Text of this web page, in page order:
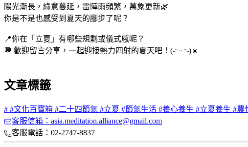
陽光漸長，綠意蔓延，雷陣雨頻繁，萬象更新🌿
你是不是也感受到夏天的腳步了呢？
📍你在「立夏」有哪些規劃或儀式感呢？
💬 歡迎留言分享，一起迎接熱力四射的夏天吧！(˶ᵔ ᵕ ᵔ˶)☀️
文章標籤
# #文化百寶箱 #二十四節氣 #立夏 #節氣生活 #養心養生 #立夏養生 #
客服信箱：asia.meditation.alliance@gmail.com
客服電話：02-2747-8837